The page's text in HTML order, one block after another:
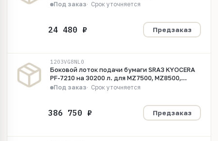
Под заказ Срок уточняется
Предзаказ
1203VG8NL0
Боковой лоток подачи бумаги SRA3 KYOCERA
PF-7210 на 30200 л. для MZ7500, MZ8500,
MZ9500,MZ10500 (1203VG8NL0)
Под заказ Срок уточняется
Предзаказ